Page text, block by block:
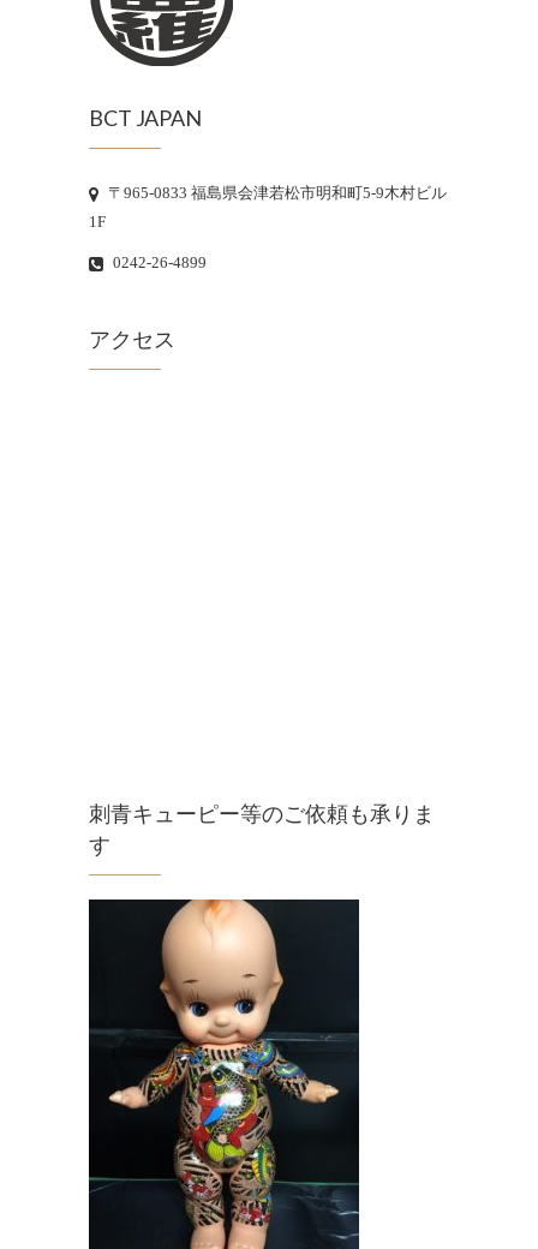
BCT JAPAN
〒965-0833 福島県会津若松市明和町5-9木村ビル
1F
0242-26-4899
アクセス
刺青キューピー等のご依頼も承りま
す